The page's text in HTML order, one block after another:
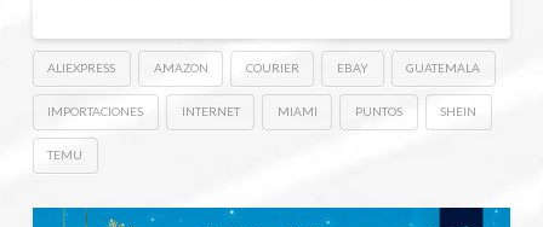
ALIEXPRESS AMAZON COURIER EBAY GUATEMALA
IMPORTACIONES INTERNET MIAMI PUNTOS SHEIN
TEMU